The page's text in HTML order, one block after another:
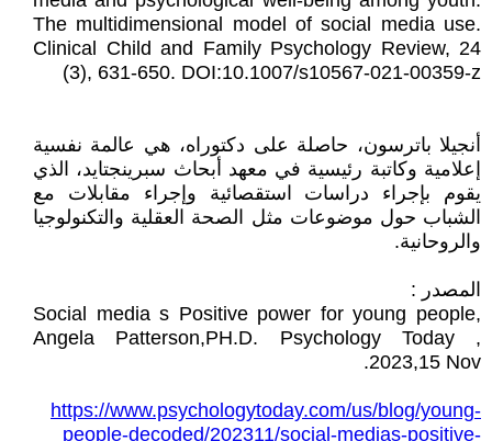
The multidimensional model of social media use.
Clinical Child and Family Psychology Review, 24
(3), 631-650. DOI:10.1007/s10567-021-00359-z
أنجيلا باترسون، حاصلة على دكتوراه، هي عالمة نفسية
إعلامية وكاتبة رئيسية في معهد أبحاث سبرينجتايد، الذي
يقوم بإجراء دراسات استقصائية وإجراء مقابلات مع
الشباب حول موضوعات مثل الصحة العقلية والتكنولوجيا
والروحانية.
المصدر :
Social media s Positive power for young people,
Angela Patterson,PH.D. Psychology Today ,
2023,15 Nov.
https://www.psychologytoday.com/us/blog/young-
people-decoded/202311/social-medias-positive-